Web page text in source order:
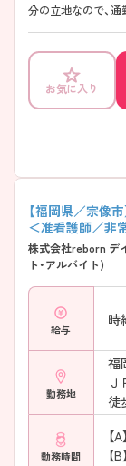
分の立地なので、
お気に入り
【福岡県／宗像
＜准看護師／非
株式会社reborn デ
ト・アルバイト)
給与
時
勤務地
福
徒
勤務時間
【
【